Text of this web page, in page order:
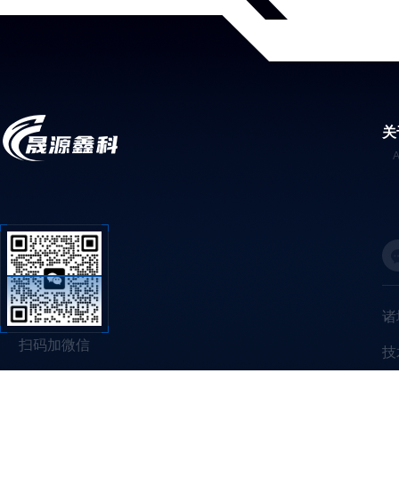
扫码加微信
诸
技